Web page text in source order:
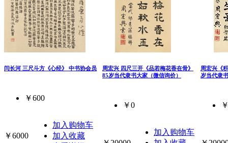
闫长河 三尺斗方《心经》 中书协会员
￥600
￥6000
加入购物车
加入收藏
周宏兴 四尺三开《品若梅花香在骨》
85岁当代隶书大家（微信询价）
￥0
加入购物车
周宏兴《
岁当代隶